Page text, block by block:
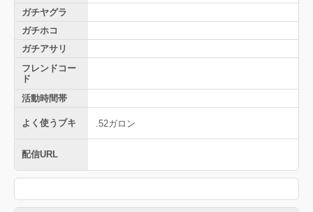
ガチヤグラ
ガチホコ
ガチアサリ
フレンドコー
ド
活動時間帯
よく使うブキ .52ガロン
配信URL